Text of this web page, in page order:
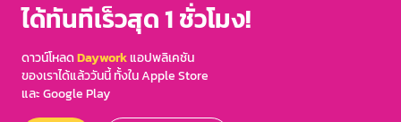
ได้ทันทีเร็วสุด 1 ชั่วโมง!
ดาวน์โหลดDayworkแอปพลิเคชัน
ของเราได้แล้ววันนี้ ทั้งใน Apple Store
และ Google Play